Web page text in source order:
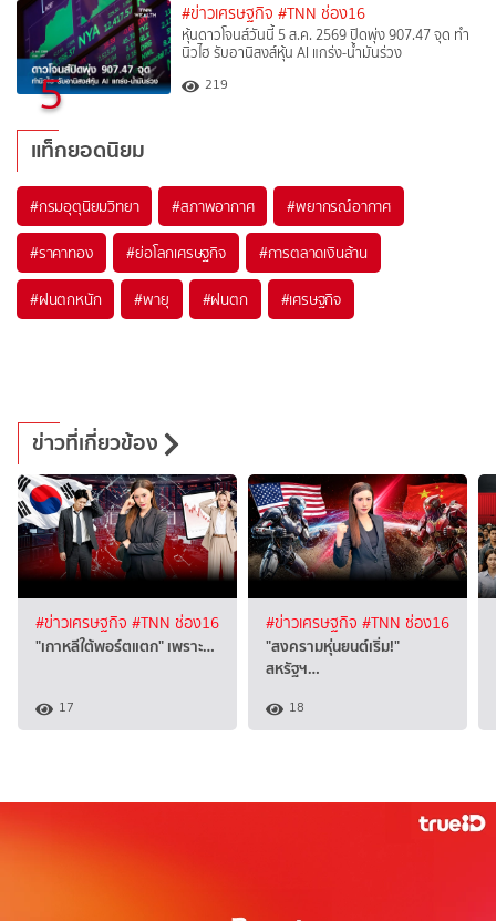
5
#ข่าวเศรษฐกิจ #TNN ช่อง16
หุ้นดาวโจนส์วันนี้ 5 ส.ค. 2569 ปิดพุ่ง 907.47 จุด ทำ
นิวไฮ รับอานิสงส์หุ้น AI แกร่ง-น้ำมันร่วง
219
แท็กยอดนิยม
#กรมอุตุนิยมวิทยา #สภาพอากาศ #พยากรณ์อากาศ
#ราคาทอง #ย่อโลกเศรษฐกิจ #การตลาดเงินล้าน
#ฝนตกหนัก #พายุ #ฝนตก #เศรษฐกิจ
ข่าวที่เกี่ยวข้อง
#ข่าวเศรษฐกิจ #TNN ช่อง16
"เกาหลีใต้พอร์ตแตก" เพราะ…
17
#ข่าวเศรษฐกิจ #TNN ช่อง16
"สงครามหุ่นยนต์เริ่ม!"
สหรัฐฯ…
18